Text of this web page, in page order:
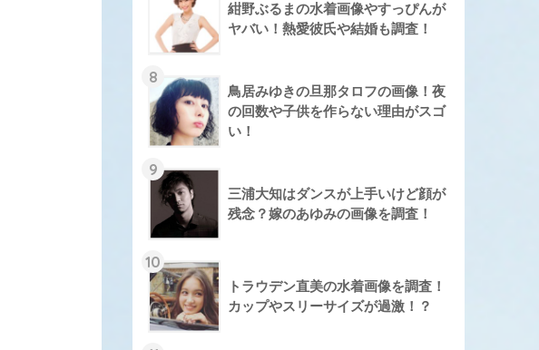
紺野ぶるまの水着画像やすっぴんが
ヤバい！熱愛彼氏や結婚も調査！
8
鳥居みゆきの旦那タロフの画像！夜
の回数や子供を作らない理由がスゴ
い！
9
三浦大知はダンスが上手いけど顔が
残念？嫁のあゆみの画像を調査！
10
トラウデン直美の水着画像を調査！
カップやスリーサイズが過激！？